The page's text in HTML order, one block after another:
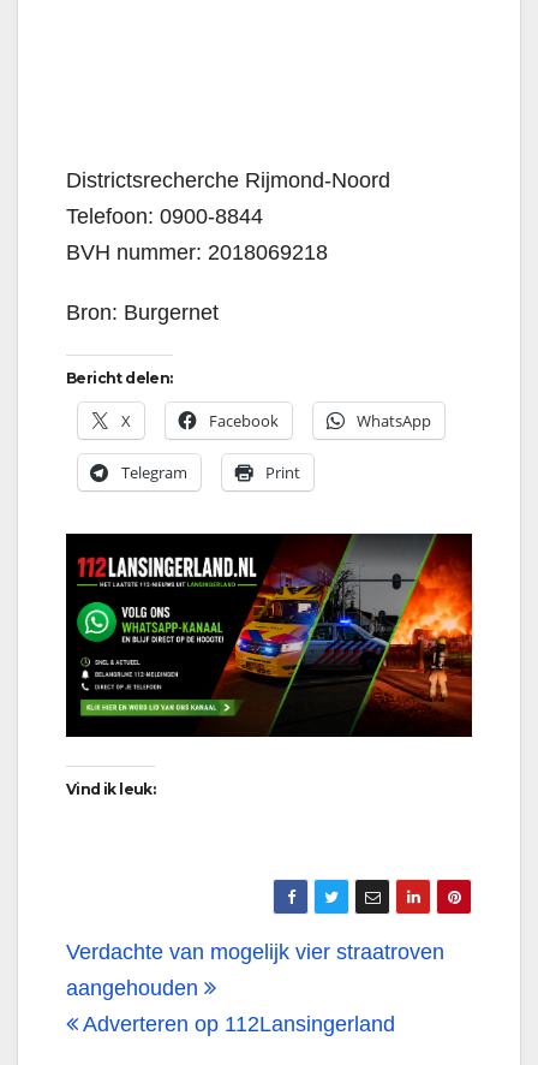
Districtsrecherche Rijmond-Noord
Telefoon: 0900-8844
BVH nummer: 2018069218
Bron: Burgernet
Bericht delen:
X Facebook WhatsApp
Telegram Print
Vind ik leuk:
Bericht
navigatie
Verdachte van mogelijk vier straatroven
aangehouden
Adverteren op 112Lansingerland